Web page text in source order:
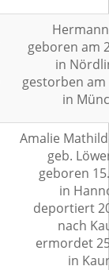
geboren am
in
gestorben am
in
Amalie
geb.
geboren
in
deportiert
nach
ermordet
in